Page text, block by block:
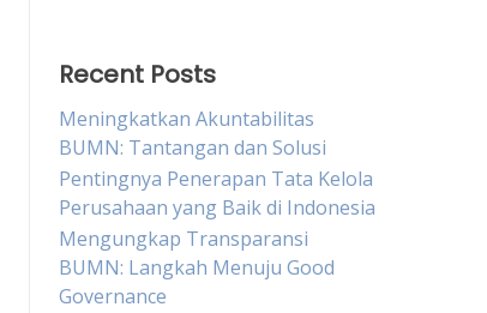
Recent Posts
Meningkatkan Akuntabilitas
BUMN: Tantangan dan Solusi
Pentingnya Penerapan Tata Kelola
Perusahaan yang Baik di Indonesia
Mengungkap Transparansi
BUMN: Langkah Menuju Good
Governance